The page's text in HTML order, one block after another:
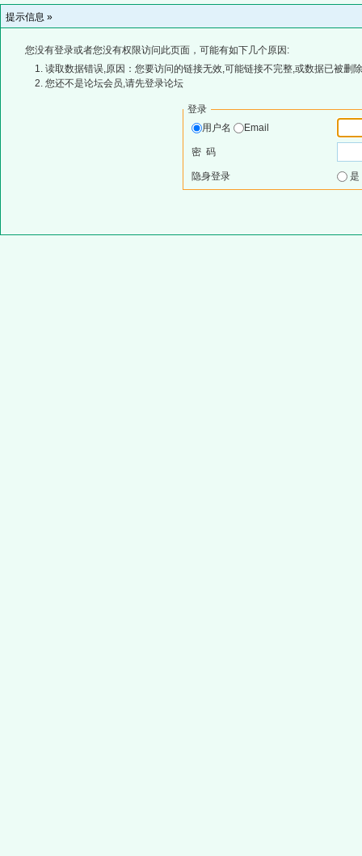
提示信息 »
您没有登录或者您没有权限访问此页面，可能有如下几个原因:
读取数据错误,原因：您要访问的链接无效,可能链接不完整,或数据已被删
您还不是论坛会员,请先登录论坛
登录
用户名
Email
密 码
隐身登录